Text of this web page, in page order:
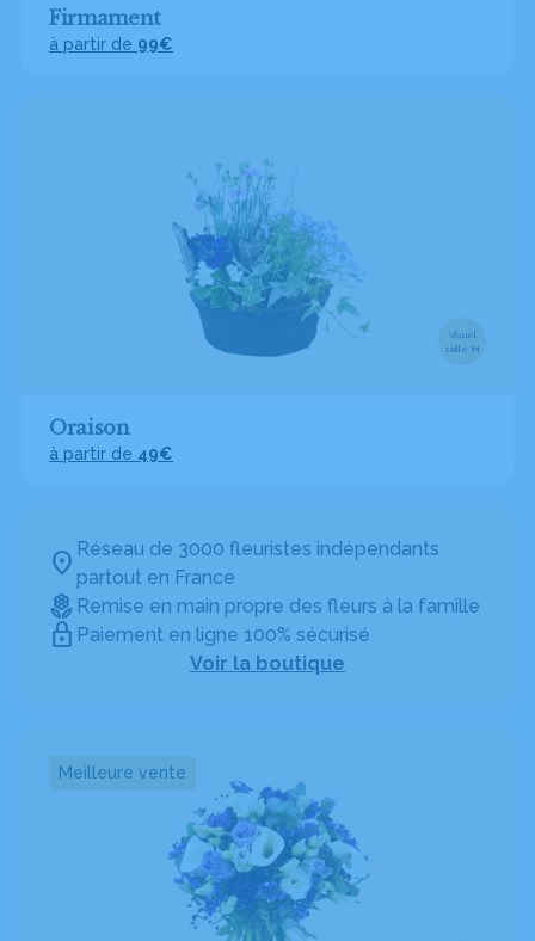
Réseau de 3000 fleuristes indépendants
partout en France
Remise en main propre des fleurs à la famille
Paiement en ligne 100% sécurisé
Voir la boutique
Firmament
à partir de 99€
Visuel
taille M
Oraison
à partir de 49€
Meilleure vente